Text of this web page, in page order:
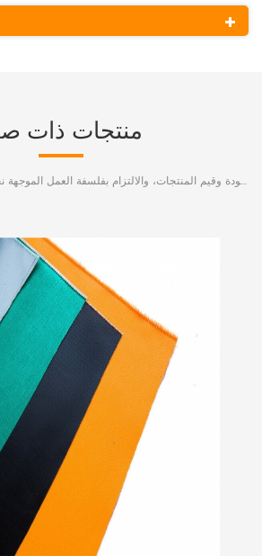
منتجات ذات
تسعى شركتنا إلى تحقيق الكفاءة من خلال الإدارة، والبقاء على قيد الحياة من خلال الجودة، والتطوير من خلال السمعة، وتعمل بنشاط على تحسين جودة وقيم المنتجات، والالتزام بفلسفة العمل الموجهة نحو العملاء والمربحة للجانبين.